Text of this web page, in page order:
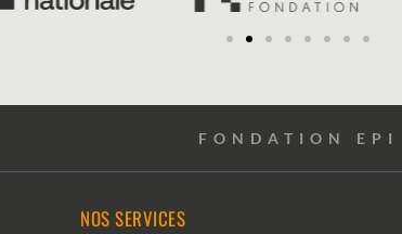
FONDATION EPI
NOS SERVICES